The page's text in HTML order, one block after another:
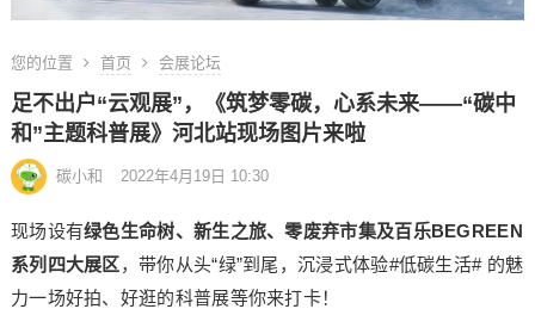
您的位置 首页 会展论坛
足不出户“云观展”，《筑梦零碳，心系未来——“碳中
和”主题科普展》河北站现场图片来啦
碳小和 2022年4月19日 10:30
现场设有绿色生命树、新生之旅、零废弃市集及百乐BEGREEN
系列四大展区，带你从头“绿”到尾，沉浸式体验#低碳生活# 的魅
力一场好拍、好逛的科普展等你来打卡！